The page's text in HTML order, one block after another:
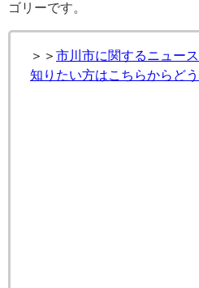
ゴリーです。
＞＞ 市川市に関するニュー
知りたい方はこちらからどう